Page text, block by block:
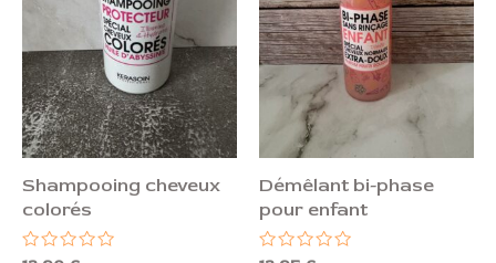
Shampooing cheveux
colorés
Démêlant bi-phase
pour enfant